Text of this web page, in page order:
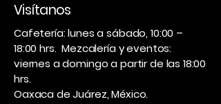
Visítanos
Cafetería: lunes a sábado, 10:00 –
18:00 hrs. Mezcalería y eventos:
viernes a domingo a partir de las 18:00
hrs.
Oaxaca de Juárez, México.